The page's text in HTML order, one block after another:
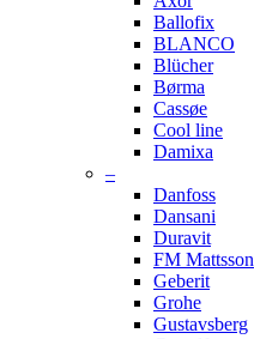
Ballofix
BLANCO
Blücher
Børma
Cassøe
Cool line
Damixa
–
Danfoss
Dansani
Duravit
FM Mattsson
Geberit
Grohe
Gustavsberg